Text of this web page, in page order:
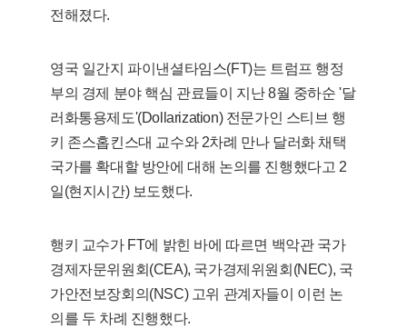
전해졌다.
영국 일간지 파이낸셜타임스(FT)는 트럼프 행정
부의 경제 분야 핵심 관료들이 지난 8월 중하순 '달
러화통용제도'(Dollarization) 전문가인 스티브 행
키 존스홉킨스대 교수와 2차례 만나 달러화 채택
국가를 확대할 방안에 대해 논의를 진행했다고 2
일(현지시간) 보도했다.
행키 교수가 FT에 밝힌 바에 따르면 백악관 국가
경제자문위원회(CEA), 국가경제위원회(NEC), 국
가안전보장회의(NSC) 고위 관계자들이 이런 논
의를 두 차례 진행했다.